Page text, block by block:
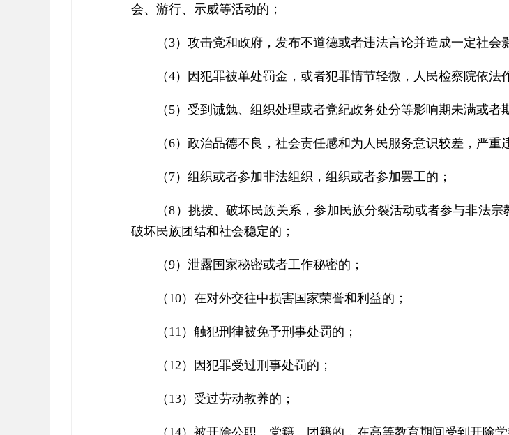
会、游行、示威等活动的；
（3）攻击党和政府，发布不道德或者违法言论并造成一定社会
（4）因犯罪被单处罚金，或者犯罪情节轻微，人民检察院依
（5）受到诫勉、组织处理或者党纪政务处分等影响期未满或者
（6）政治品德不良，社会责任感和为人民服务意识较差，严重
（7）组织或者参加非法组织，组织或者参加罢工的；
（8）挑拨、破坏民族关系，参加民族分裂活动或者参与非法
破坏民族团结和社会稳定的；
（9）泄露国家秘密或者工作秘密的；
（10）在对外交往中损害国家荣誉和利益的；
（11）触犯刑律被免予刑事处罚的；
（12）因犯罪受过刑事处罚的；
（13）受过劳动教养的；
（14）被开除公职、党籍、团籍的，在高等教育期间受到开除学